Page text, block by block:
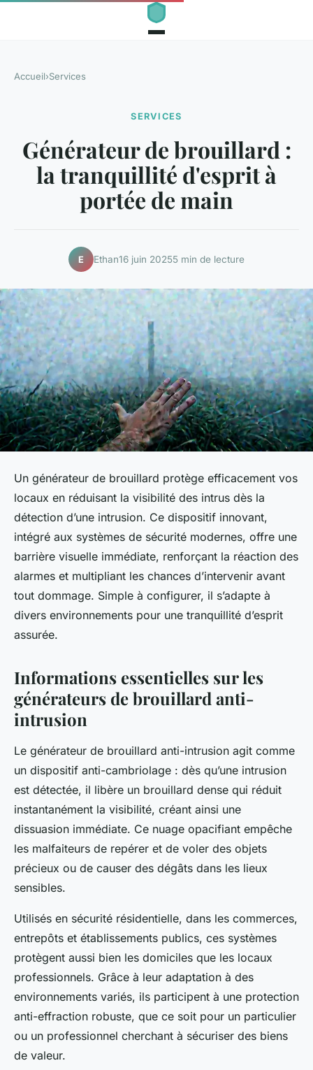
Accueil›Services
SERVICES
Générateur de brouillard :
la tranquillité d'esprit à
portée de main
E Ethan16 juin 20255 min de lecture
Un générateur de brouillard protège efficacement vos
locaux en réduisant la visibilité des intrus dès la
détection d’une intrusion. Ce dispositif innovant,
intégré aux systèmes de sécurité modernes, offre une
barrière visuelle immédiate, renforçant la réaction des
alarmes et multipliant les chances d’intervenir avant
tout dommage. Simple à configurer, il s’adapte à
divers environnements pour une tranquillité d’esprit
assurée.
Informations essentielles sur les
générateurs de brouillard anti-
intrusion
Le générateur de brouillard anti-intrusion agit comme
un dispositif anti-cambriolage : dès qu’une intrusion
est détectée, il libère un brouillard dense qui réduit
instantanément la visibilité, créant ainsi une
dissuasion immédiate. Ce nuage opacifiant empêche
les malfaiteurs de repérer et de voler des objets
précieux ou de causer des dégâts dans les lieux
sensibles.
Utilisés en sécurité résidentielle, dans les commerces,
entrepôts et établissements publics, ces systèmes
protègent aussi bien les domiciles que les locaux
professionnels. Grâce à leur adaptation à des
environnements variés, ils participent à une protection
anti-effraction robuste, que ce soit pour un particulier
ou un professionnel cherchant à sécuriser des biens
de valeur.